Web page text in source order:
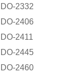
DO-2332
DO-2406
DO-2411
DO-2445
DO-2460